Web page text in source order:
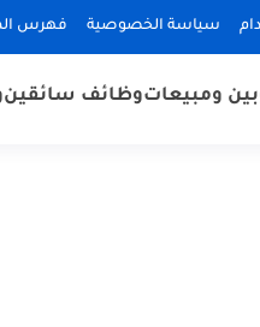
سياسة الخصوصية فهرس
ومبيعاتوظائف سائقين